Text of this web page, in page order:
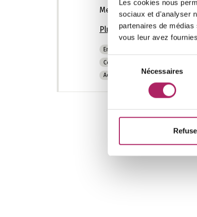
Les cookies nous
sociaux et d'analyser
partenaires de
vous leur avez
Sélection
du
consentement
Nécessaires
51
Membre de Fitness.be
Plus d'infos
Entraînement de musculation
Conseils nutritionnels
Accompagnement sportif